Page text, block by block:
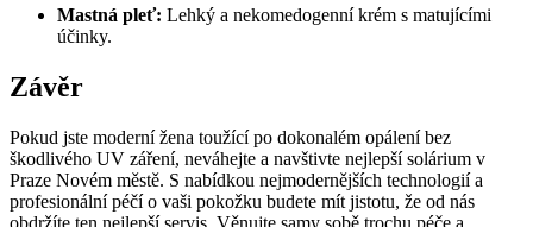
Mastná pleť: Lehký a nekomedogenní krém s matujícími⁢
účinky.
Závěr
Pokud jste​ moderní ‌žena‍ toužící po dokonalém opálení‍ bez
škodlivého UV záření, neváhejte a navštivte nejlepší solárium v
Praze ‍Novém městě. S nabídkou nejmodernějších technologií ⁤a⁢
profesionální péčí o vaši pokožku budete mít ‌jistotu, že od nás